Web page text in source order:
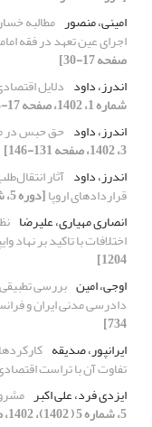
امینی، منصور مطالبه
اجرای عین تعهد در فقه
صفحه 17-30]
اندرز، داود دلایل
شماره 1، 1402، صفحه 17-34]
اندرز، داود حق حبس در
3، 1402، صفحه 131-146]
اندرز، داود آثار
قراردادهای اروپا[دوره 5، شماره 4، 1402، صفحه 231-248]
انصاری مهیاری، علیرضا
اختلافات با تاکید بر نهاد
1204]
اوجی، امین بررسی
دادرسی مدنی ایران و
734]
ایران‏پور، صدیقه
تفاوت آن با تراست
ایزدی فرد، علی اکبر
5، شماره 5 ( 1402)، 1402، صفحه 373-386]